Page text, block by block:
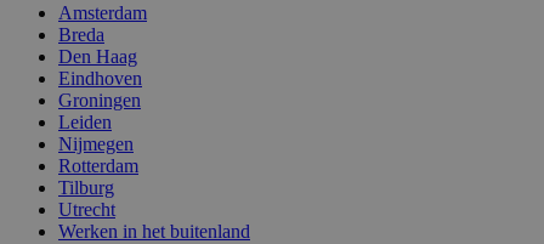
Amsterdam
Breda
Den Haag
Eindhoven
Groningen
Leiden
Nijmegen
Rotterdam
Tilburg
Utrecht
Werken in het buitenland